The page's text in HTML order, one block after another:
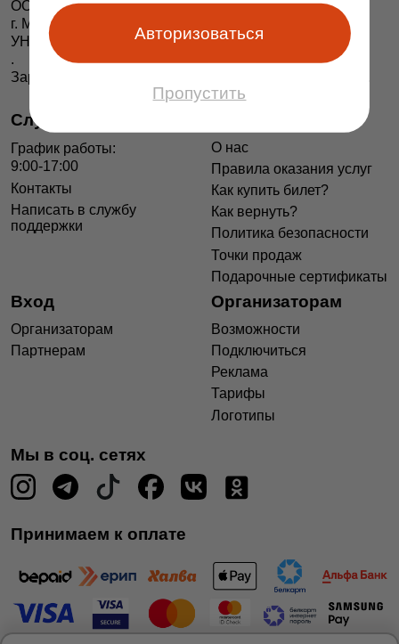
Авторизоваться
Пропустить
ООО «БЕЗКАССИРА БАЙ» Республика Беларусь
г. Минск, ул. Короля, 9, оф. 1
УНП 193615562
.
Зарегистрирован в Торговом реестре РБ 04.06.2014 г.
Служба поддержки
График работы:
9:00-17:00
Контакты
Написать в службу
поддержки
О нас
Правила оказания услуг
Как купить билет?
Как вернуть?
Политика безопасности
Точки продаж
Подарочные сертификаты
Вход
Организаторам
Партнерам
Организаторам
Возможности
Подключиться
Реклама
Тарифы
Логотипы
Мы в соц. сетях
Принимаем к оплате